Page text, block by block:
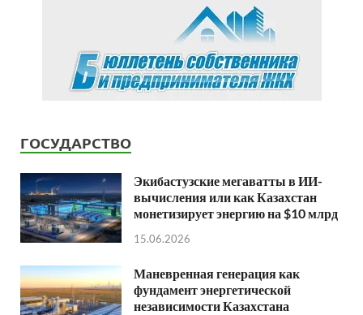
ГОСУДАРСТВО
Экибастузские мегаватты в ИИ-
вычисления или как Казахстан
монетизирует энергию на $10 млрд
15.06.2026
Маневренная генерация как
фундамент энергетической
независимости Казахстана